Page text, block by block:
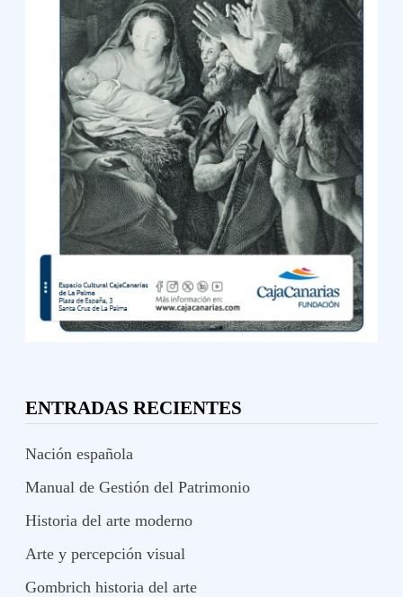
ENTRADAS RECIENTES
Nación española
Manual de Gestión del Patrimonio
Historia del arte moderno
Arte y percepción visual
Gombrich historia del arte